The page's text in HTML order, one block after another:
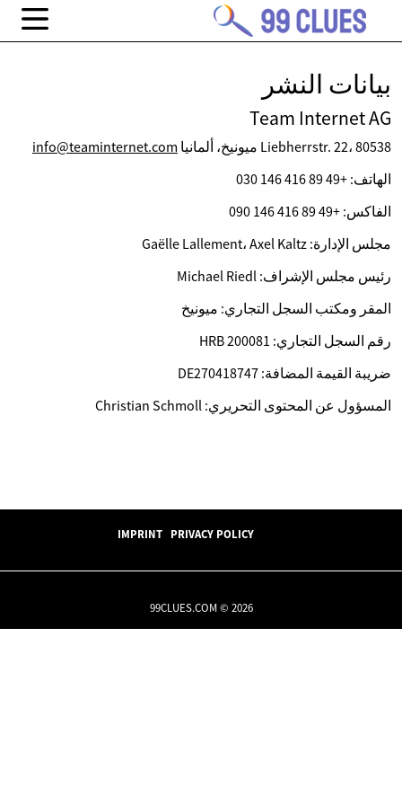
بيانات النشر
Team Internet AG
Liebherrstr. 22، 80538 ميونيخ، ألمانيا
info@teaminternet.com
الهاتف: +49 89 416 146 030
الفاكس: +49 89 416 146 090
مجلس الإدارة: Gaëlle Lallement، Axel Kaltz
رئيس مجلس الإشراف: Michael Riedl
المقر ومكتب السجل التجاري: ميونيخ
رقم السجل التجاري: HRB 200081
ضريبة القيمة المضافة: DE270418747
المسؤول عن المحتوى التحريري: Christian Schmoll
PRIVACY POLICY
IMPRINT
99CLUES.COM © 2026